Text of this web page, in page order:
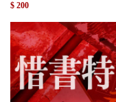
$ 200